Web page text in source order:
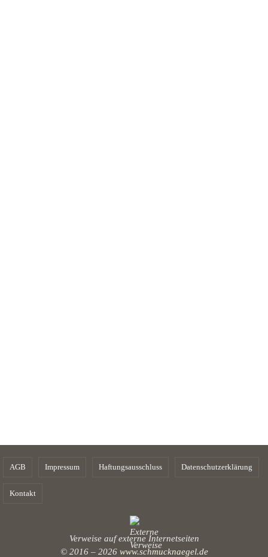
AGB Impressum Haftungsausschluss Datenschutzerklärung
Kontakt
Verweise auf externe Internetseiten
© 2016 – 2026 www.schmucknaegel.de